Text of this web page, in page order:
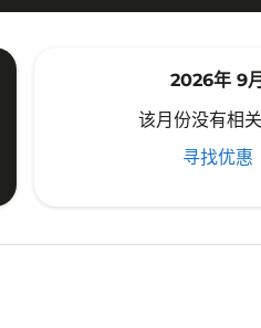
2026年 9月
该月份没有相
寻找优惠